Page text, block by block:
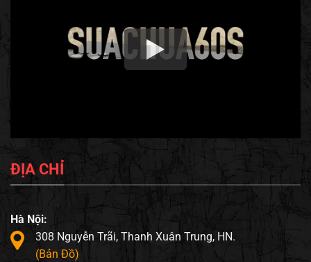
ĐỊA CHỈ
Hà Nội:
308 Nguyễn Trãi, Thanh Xuân Trung, HN.
(Bản Đồ)